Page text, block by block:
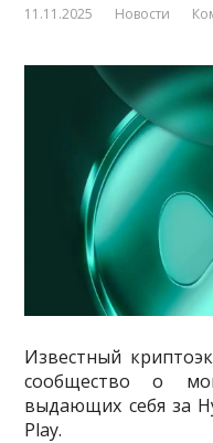
11.11.2025 Новости
Известный
сообщество о
выдающих себя за
Play.